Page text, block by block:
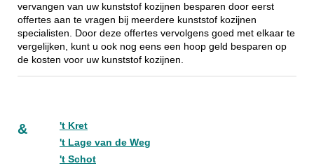
vervangen van uw kunststof kozijnen besparen door eerst
offertes aan te vragen bij meerdere kunststof kozijnen
specialisten. Door deze offertes vervolgens goed met elkaar te
vergelijken, kunt u ook nog eens een hoop geld besparen op
de kosten voor uw kunststof kozijnen.
&
't Kret
't Lage van de Weg
't Schot